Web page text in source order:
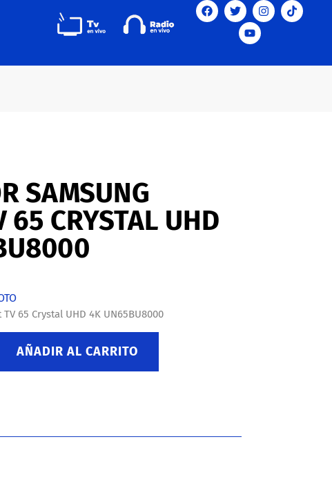
SAMSUNG
65 CRYSTAL UHD
65 Crystal UHD 4K UN65BU8000
AÑADIR AL CARRITO